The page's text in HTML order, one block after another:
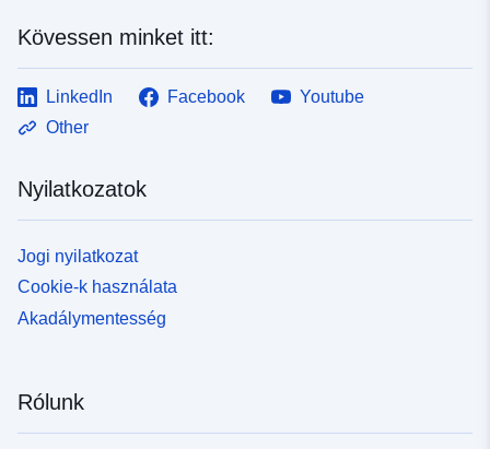
Kövessen minket itt:
LinkedIn Facebook
Youtube
Other
Nyilatkozatok
Jogi nyilatkozat
Cookie-k használata
Akadálymentesség
Rólunk